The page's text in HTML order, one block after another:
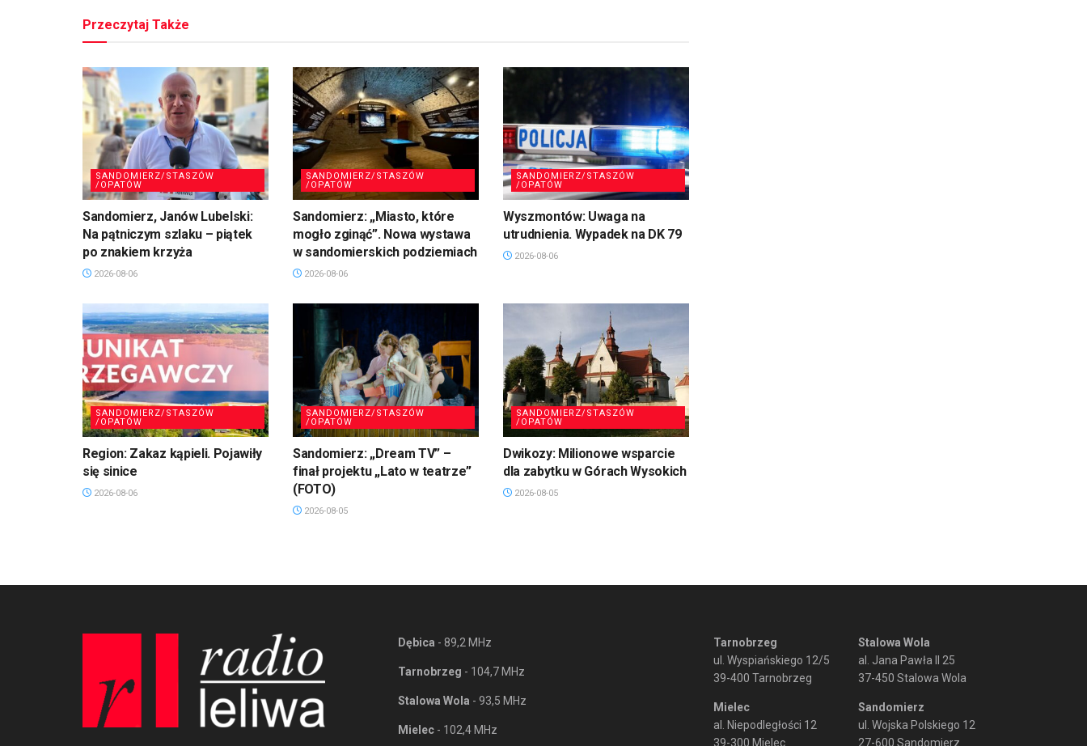
Przeczytaj Także
SANDOMIERZ/STASZÓW
/OPATÓW
Sandomierz, Janów Lubelski:
Na pątniczym szlaku – piątek
po znakiem krzyża
2026-08-06
SANDOMIERZ/STASZÓW
/OPATÓW
Sandomierz: „Miasto, które
mogło zginąć”. Nowa wystawa
w sandomierskich podziemiach
2026-08-06
SANDOMIERZ/STASZÓW
/OPATÓW
Wyszmontów: Uwaga na
utrudnienia. Wypadek na DK 79
2026-08-06
SANDOMIERZ/STASZÓW
/OPATÓW
Region: Zakaz kąpieli. Pojawiły
się sinice
2026-08-06
SANDOMIERZ/STASZÓW
/OPATÓW
Sandomierz: „Dream TV” –
finał projektu „Lato w teatrze”
(FOTO)
2026-08-05
SANDOMIERZ/STASZÓW
/OPATÓW
Dwikozy: Milionowe wsparcie
dla zabytku w Górach Wysokich
2026-08-05
Dębica - 89,2 MHz
Tarnobrzeg - 104,7 MHz
Stalowa Wola - 93,5 MHz
Mielec - 102,4 MHz
Tarnobrzeg
ul. Wyspiańskiego 12/5
39-400 Tarnobrzeg
Mielec
al. Niepodległości 12
39-300 Mielec
Stalowa Wola
al. Jana Pawła II 25
37-450 Stalowa Wola
Sandomierz
ul. Wojska Polskiego 12
27-600 Sandomierz